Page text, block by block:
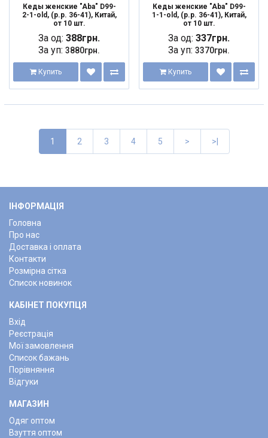
Кеды женские "Aba" D99-
2-1-old, (р.р. 36-41), Китай,
от 10 шт.
За од: 388грн.
За уп: 3880грн.
Купить
Кеды женские "Aba" D99-
1-1-old, (р.р. 36-41), Китай,
от 10 шт.
За од: 337грн.
За уп: 3370грн.
Купить
1 2 3 4 5 > >|
ІНФОРМАЦІЯ
Головна
Про нас
Доставка і оплата
Контакти
Розмірна сітка
Список новинок
КАБІНЕТ ПОКУПЦЯ
Вхід
Реєстрація
Мої замовлення
Список бажань
Порівняння
Відгуки
МАГАЗИН
Одяг оптом
Взуття оптом